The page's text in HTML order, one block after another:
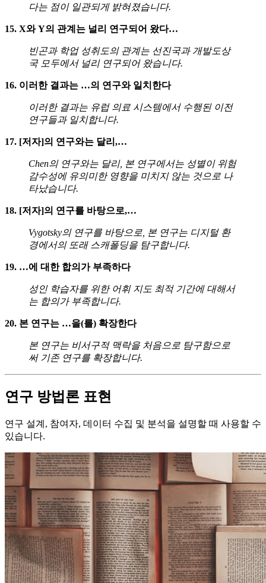
다는 점이 일관되게 밝혀졌습니다.
15. X와 Y의 관계는 널리 연구되어 왔다…
빈곤과 학업 성취도의 관계는 선진국과 개발도상
국 모두에서 널리 연구되어 왔습니다.
16. 이러한 결과는 …의 연구와 일치한다
이러한 결과는 유럽 의료 시스템에서 수행된 이전
연구들과 일치합니다.
17. [저자]의 연구와는 달리,…
Chen의 연구와는 달리, 본 연구에서는 성별이 위험
감수성에 유의미한 영향을 미치지 않는 것으로 나
타났습니다.
18. [저자]의 연구를 바탕으로,…
Vygotsky의 연구를 바탕으로, 본 연구는 디지털 환
경에서의 또래 스캐폴딩을 탐구합니다.
19. …에 대한 합의가 부족하다
성인 학습자를 위한 어휘 지도 최적 기간에 대해서
는 합의가 부족합니다.
20. 본 연구는 …을(를) 확장한다
본 연구는 비서구적 맥락을 처음으로 탐구함으로
써 기존 연구를 확장합니다.
연구 방법론 표현
연구 설계, 참여자, 데이터 수집 및 분석을 설명할 때 사용할 수
있습니다.